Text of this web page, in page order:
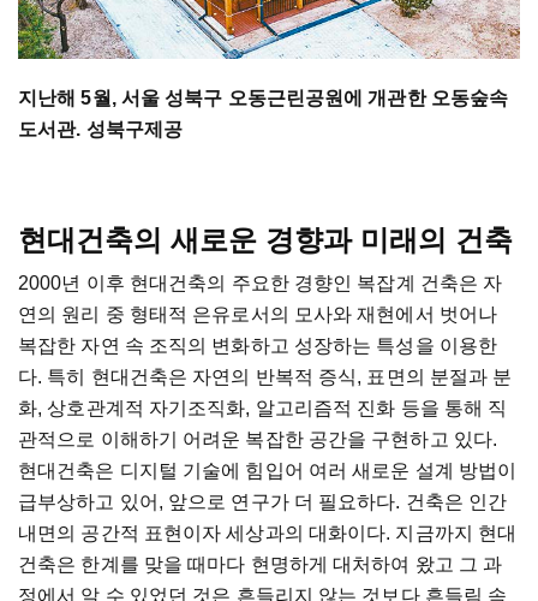
지난해 5월, 서울 성북구 오동근린공원에 개관한 오동숲속
도서관. 성북구제공
현대건축의 새로운 경향과 미래의 건축
2000년 이후 현대건축의 주요한 경향인 복잡계 건축은 자
연의 원리 중 형태적 은유로서의 모사와 재현에서 벗어나
복잡한 자연 속 조직의 변화하고 성장하는 특성을 이용한
다. 특히 현대건축은 자연의 반복적 증식, 표면의 분절과 분
화, 상호관계적 자기조직화, 알고리즘적 진화 등을 통해 직
관적으로 이해하기 어려운 복잡한 공간을 구현하고 있다.
현대건축은 디지털 기술에 힘입어 여러 새로운 설계 방법이
급부상하고 있어, 앞으로 연구가 더 필요하다. 건축은 인간
내면의 공간적 표현이자 세상과의 대화이다. 지금까지 현대
건축은 한계를 맞을 때마다 현명하게 대처하여 왔고 그 과
정에서 알 수 있었던 것은 흔들리지 않는 것보다 흔들림 속